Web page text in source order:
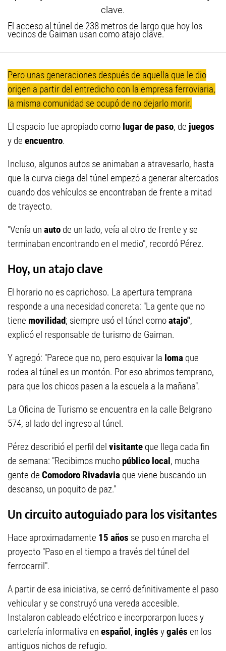
El acceso al túnel de 238 metros de largo que hoy los
vecinos de Gaiman usan como atajo clave.
Pero unas generaciones después de aquella que le dio
origen a partir del entredicho con la empresa ferroviaria,
la misma comunidad se ocupó de no dejarlo morir.
El espacio fue apropiado como lugar de paso, de juegos
y de encuentro.
Incluso, algunos autos se animaban a atravesarlo, hasta
que la curva ciega del túnel empezó a generar altercados
cuando dos vehículos se encontraban de frente a mitad
de trayecto.
"Venía un auto de un lado, veía al otro de frente y se
terminaban encontrando en el medio", recordó Pérez.
Hoy, un atajo clave
El horario no es caprichoso. La apertura temprana
responde a una necesidad concreta: "La gente que no
tiene movilidad; siempre usó el túnel comoatajo",
explicó el responsable de turismo de Gaiman.
Y agregó: "Parece que no, pero esquivar la loma que
rodea al túnel es un montón. Por eso abrimos temprano,
para que los chicos pasen a la escuela a la mañana".
La Oficina de Turismo se encuentra en la calle Belgrano
574, al lado del ingreso al túnel.
Pérez describió el perfil del visitante que llega cada fin
de semana: "Recibimos mucho público local, mucha
gente de Comodoro Rivadavia que viene buscando un
descanso, un poquito de paz."
Un circuito autoguiado para los visitantes
Hace aproximadamente 15 años se puso en marcha el
proyecto "Paso en el tiempo a través del túnel del
ferrocarril".
A partir de esa iniciativa, se cerró definitivamente el paso
vehicular y se construyó una vereda accesible.
Instalaron cableado eléctrico e incorporarpon luces y
cartelería informativa en español, inglés ygalés en los
antiguos nichos de refugio.